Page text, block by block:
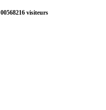
00568216 visiteurs